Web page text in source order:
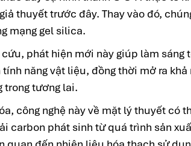
thuyết trước đây. Thay vào đó,
mạng gel silica.
phát hiện mới này giúp làm sáng
năng vật liệu, đồng thời mở ra
trong tương lai.
công nghệ này về mặt lý thuyết có
carbon phát sinh từ quá trình sản